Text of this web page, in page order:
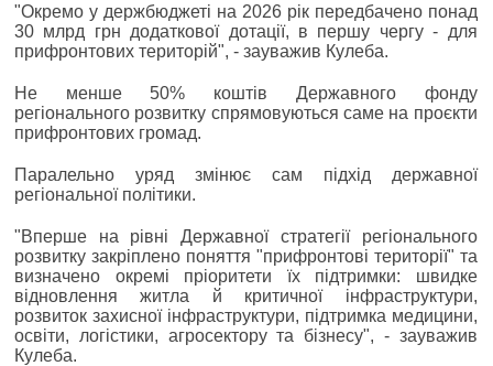
"Окремо у держбюджеті на 2026 рік передбачено понад
30 млрд грн додаткової дотації, в першу чергу - для
прифронтових територій", - зауважив Кулеба.
Не менше 50% коштів Державного фонду
регіонального розвитку спрямовуються саме на проєкти
прифронтових громад.
Паралельно уряд змінює сам підхід державної
регіональної політики.
"Вперше на рівні Державної стратегії регіонального
розвитку закріплено поняття "прифронтові території" та
визначено окремі пріоритети їх підтримки: швидке
відновлення житла й критичної інфраструктури,
розвиток захисної інфраструктури, підтримка медицини,
освіти, логістики, агросектору та бізнесу", - зауважив
Кулеба.